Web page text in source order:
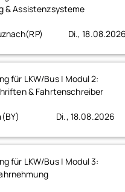
& Assistenzsysteme
Di., 18.08.2026
für LKW/Bus | Modul 2:
& Fahrtenschreiber
Di., 18.08.2026
für LKW/Bus | Modul 3: